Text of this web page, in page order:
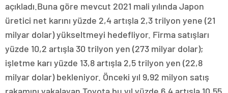
açıkladı.Buna göre mevcut 2021 mali yılında Japon
üretici net karını yüzde 2,4 artışla 2,3 trilyon yene (21
milyar dolar) yükseltmeyi hedefliyor. Firma satışları
yüzde 10,2 artışla 30 trilyon yen (273 milyar dolar);
işletme karı yüzde 13,8 artışla 2,5 trilyon yen (22,8
milyar dolar) bekleniyor. Önceki yıl 9,92 milyon satış